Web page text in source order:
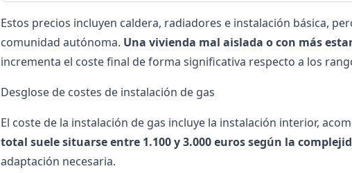
Estos precios incluyen caldera, radiadores e instalación básica,
comunidad autónoma. Una vivienda mal aislada o con más
incrementa el coste final de forma significativa respecto a los
Desglose de costes de instalación de gas
El coste de la instalación de gas incluye la instalación interior,
total suele situarse entre 1.100 y 3.000 euros según la
adaptación necesaria.